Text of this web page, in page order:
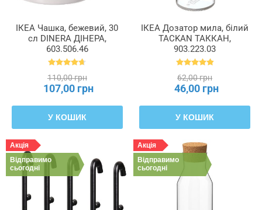
ІКЕА Чашка, бежевий, 30
сл DINERA ДІНЕРА,
603.506.46
110,00 грн
107,00 грн
У КОШИК
ІКЕА Дозатор мила, білий
TACKAN ТАККАН,
903.223.03
62,00 грн
46,00 грн
У КОШИК
Акція
Відправимо
сьогодні
Акція
Відправимо
сьогодні